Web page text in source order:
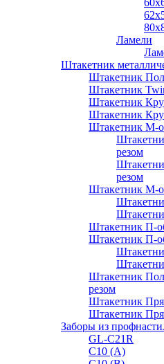
Ламели
Штакетник
Штакетник
Штакетник
Штакетник
Штакетник
Штакетник М-
резом
резом
Штакетник М-
Штакетник П-
Штакетник П-
Штакетник
резом
Штакетник
Штакетник
Заборы из
GL-С21R
С10 (A)